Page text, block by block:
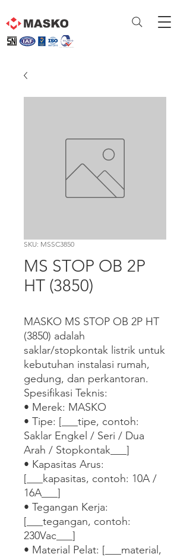
SKU: MSSC3850
MS STOP OB 2P
HT (3850)
MASKO MS STOP OB 2P HT
(3850) adalah
saklar/stopkontak listrik untuk
kebutuhan instalasi rumah,
gedung, dan perkantoran.
Spesifikasi Teknis:
• Merek: MASKO
• Tipe: [___tipe, contoh:
Saklar Engkel / Seri / Dua
Arah / Stopkontak___]
• Kapasitas Arus:
[___kapasitas, contoh: 10A /
16A___]
• Tegangan Kerja:
[___tegangan, contoh:
230Vac___]
• Material Pelat: [___material,